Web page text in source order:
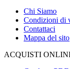
Chi Siamo
Condizioni di
Contattaci
Mappa del sito
ACQUISTI